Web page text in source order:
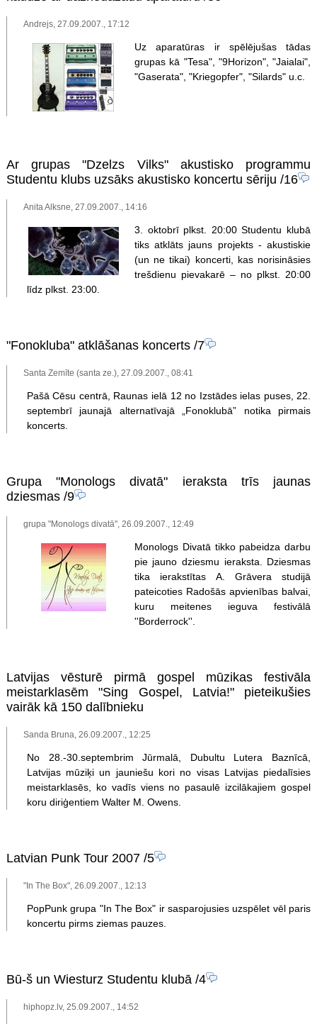
Andrejs, 27.09.2007., 17:12
Uz aparatūras ir spēlējušas tādas
grupas kā "Tesa", "9Horizon", "Jaialai",
"Gaserata", "Kriegopfer", "Silards" u.c.
Ar grupas "Dzelzs Vilks" akustisko programmu
Studentu klubs uzsāks akustisko koncertu sēriju /16
Anita Alksne, 27.09.2007., 14:16
3. oktobrī plkst. 20:00 Studentu klubā
tiks atklāts jauns projekts - akustiskie
(un ne tikai) koncerti, kas norisināsies
trešdienu pievakarē – no plkst. 20:00
līdz plkst. 23:00.
"Fonokluba" atklāšanas koncerts/7
Santa Zemīte (santa ze.), 27.09.2007., 08:41
Pašā Cēsu centrā, Raunas ielā 12 no Izstādes ielas puses, 22.
septembrī jaunajā alternatīvajā „Fonoklubā” notika pirmais
koncerts.
Grupa "Monologs divatā" ieraksta trīs jaunas
dziesmas/9
grupa "Monologs divatā", 26.09.2007., 12:49
Monologs Divatā tikko pabeidza darbu
pie jauno dziesmu ieraksta. Dziesmas
tika ierakstītas A. Grāvera studijā
pateicoties Radošās apvienības balvai,
kuru meitenes ieguva festivālā
''Borderrock''.
Latvijas vēsturē pirmā gospel mūzikas festivāla
meistarklasēm "Sing Gospel, Latvia!" pieteikušies
vairāk kā 150 dalībnieku
Sanda Bruna, 26.09.2007., 12:25
No 28.-30.septembrim Jūrmalā, Dubultu Lutera Baznīcā,
Latvijas mūziķi un jauniešu kori no visas Latvijas piedalīsies
meistarklasēs, ko vadīs viens no pasaulē izcilākajiem gospel
koru diriģentiem Walter M. Owens.
Latvian Punk Tour 2007/5
"In The Box", 26.09.2007., 12:13
PopPunk grupa "In The Box" ir sasparojusies uzspēlet vēl paris
koncertu pirms ziemas pauzes.
Bū-š un Wiesturz Studentu klubā/4
hiphopz.lv, 25.09.2007., 14:52